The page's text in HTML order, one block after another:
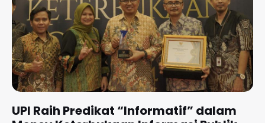
UPI Raih Predikat “Informatif” dalam